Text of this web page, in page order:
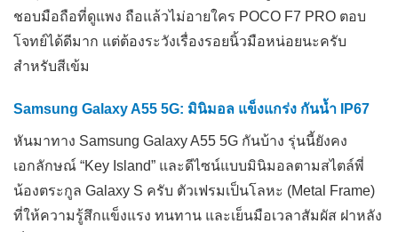
ชอบมือถือที่ดูแพง ถือแล้วไม่อายใคร POCO F7 PRO ตอบ
โจทย์ได้ดีมาก แต่ต้องระวังเรื่องรอยนิ้วมือหน่อยนะครับ
สำหรับสีเข้ม
Samsung Galaxy A55 5G: มินิมอล แข็งแกร่ง กันน้ำ IP67
หันมาทาง Samsung Galaxy A55 5G กันบ้าง รุ่นนี้ยังคง
เอกลักษณ์ “Key Island” และดีไซน์แบบมินิมอลตามสไตล์พี่
น้องตระกูล Galaxy S ครับ ตัวเฟรมเป็นโลหะ (Metal Frame)
ที่ให้ความรู้สึกแข็งแรง ทนทาน และเย็นมือเวลาสัมผัส ฝาหลัง